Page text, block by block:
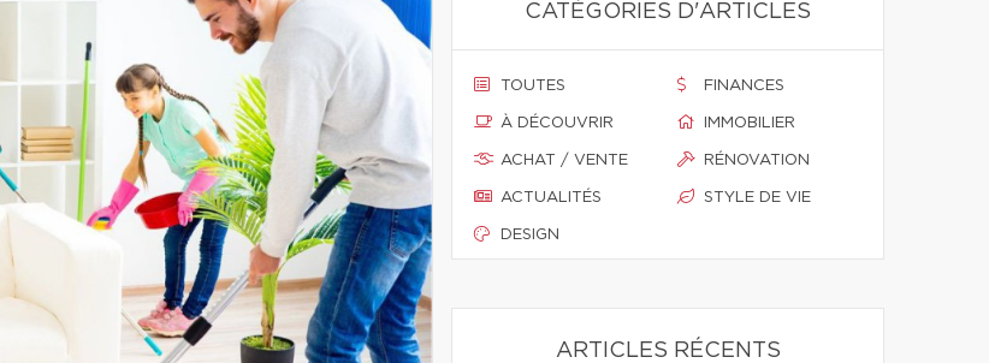
CATÉGORIES D'ARTICLES
TOUTES
À DÉCOUVRIR
ACHAT / VENTE
ACTUALITÉS
DESIGN
FINANCES
IMMOBILIER
RÉNOVATION
STYLE DE VIE
ARTICLES RÉCENTS